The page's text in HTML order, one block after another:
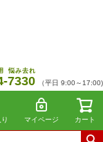
-7330
悩み去れ
（平日 9:00～17:00)
マイページ カート